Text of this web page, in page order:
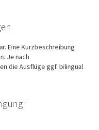
Eine Kurzbeschreibung
Je nach
die Ausflüge ggf. bilingual
I